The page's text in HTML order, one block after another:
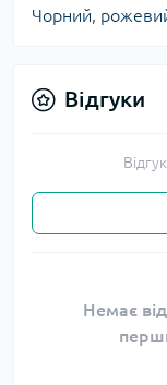
Чорний,
Відгуки
Немає